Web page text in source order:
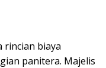
rincian biaya
panitera. Majelis